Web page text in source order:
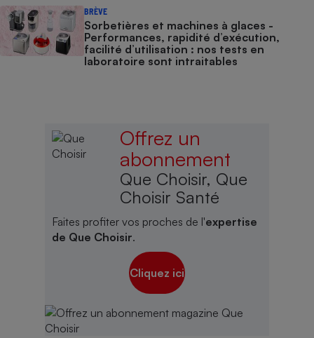
BRÈVE
Sorbetières et machines à glaces​​​​​​ -
Performances, rapidité d’exécution,
facilité d’utilisation : nos tests en
laboratoire sont intraitables
Offrez un
abonnement
Que Choisir, Que
Choisir Santé
Faites profiter vos proches de l'expertise
de Que Choisir.
Cliquez ici